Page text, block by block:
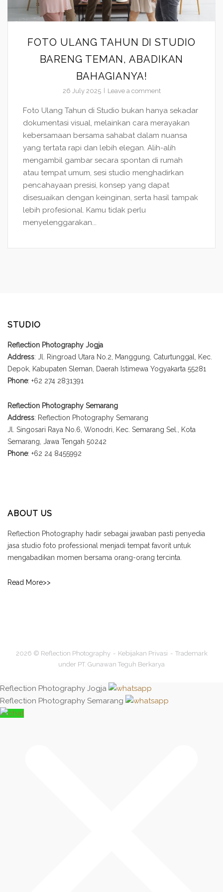
FOTO ULANG TAHUN DI STUDIO
BARENG TEMAN, ABADIKAN
BAHAGIANYA!
26 July 2025 Leave a comment
Foto Ulang Tahun di Studio bukan hanya sekadar
dokumentasi visual, melainkan cara merayakan
kebersamaan bersama sahabat dalam nuansa
yang tertata rapi dan lebih elegan. Alih-alih
mengambil gambar secara spontan di rumah
atau tempat umum, sesi studio menghadirkan
pencahayaan presisi, konsep yang dapat
disesuaikan dengan keinginan, serta hasil tampak
lebih profesional. Kamu tidak perlu
menyelenggarakan...
STUDIO
Reflection Photography Jogja
Address: Jl. Ringroad Utara No.2, Manggung, Caturtunggal, Kec.
Depok, Kabupaten Sleman, Daerah Istimewa Yogyakarta 55281
Phone: +62 274 2831391
Reflection Photography Semarang
Address: Reflection Photography Semarang
Jl. Singosari Raya No.6, Wonodri, Kec. Semarang Sel., Kota
Semarang, Jawa Tengah 50242
Phone: +62 24 8455992
ABOUT US
Reflection Photography hadir sebagai jawaban pasti penyedia
jasa studio foto professional menjadi tempat favorit untuk
mengabadikan momen bersama orang-orang tercinta.
Read More>>
2026 © Reflection Photography Kebijakan Privasi
Trademark
under PT. Gunawan Teguh Berkarya
Reflection Photography Jogja
Reflection Photography Semarang